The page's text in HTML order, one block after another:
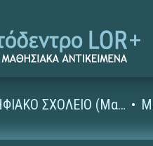
ΨΗΦΙΑΚΟ ΣΧΟΛΕΙΟ (Μαθησιακά Αντικείμενα)